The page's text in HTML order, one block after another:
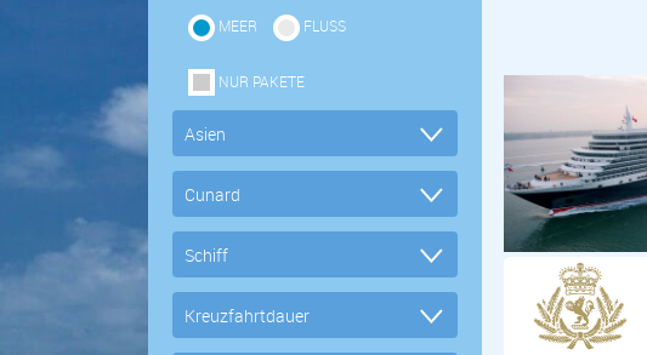
MEER FLUSS
NUR PAKETE